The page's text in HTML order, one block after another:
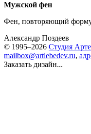
Мужской фен
Фен, повторяющий форму
Александр Поздеев
© 1995–2026 Студия
mailbox@artlebedev.ru,
Заказать дизайн...